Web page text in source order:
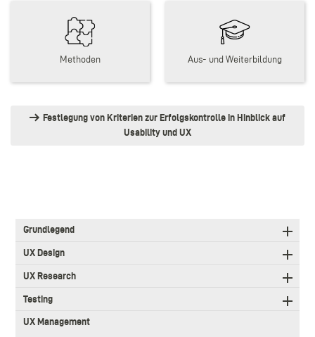
3.
Main
Grundlegend
UX Design
UX Research
Testing
UX Management
Methoden Aus- und Weiterbildung
Festlegung von Kriterien zur Erfolgskontrolle in Hinblick auf
Usability und UX